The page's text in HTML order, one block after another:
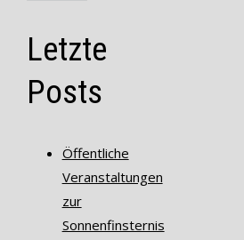
Letzte
Posts
Öffentliche
Veranstaltungen
zur
Sonnenfinsternis